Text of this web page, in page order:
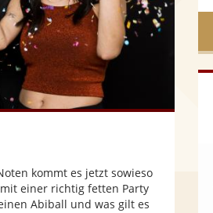
kommt es jetzt sowieso
einer richtig fetten Party
Abiball und was gilt es